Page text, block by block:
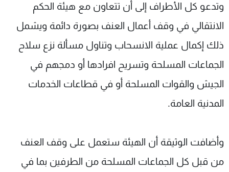
وتدعو كل الأطراف إلى أن تتعاون مع هيئة الحكم
الانتقالي في وقف أعمال العنف بصورة دائمة ويشمل
ذلك إكمال عملية الانسحاب وتناول مسألة نزع سلاح
الجماعات المسلحة وتسريح افرادها أو دمجهم في
الجيش والقوات المسلحة أو في قطاعات الخدمات
المدنية العامة.
وأضافت الوثيقة أن الهيئة ستعمل على وقف العنف
من قبل كل الجماعات المسلحة من الطرفين بما في